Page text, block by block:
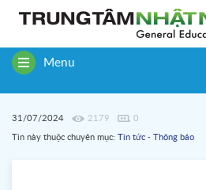
ToggleMenu
31/07/2024 2179 0
Tin này thuộc chuyên mục: Tin tức - Thông báo